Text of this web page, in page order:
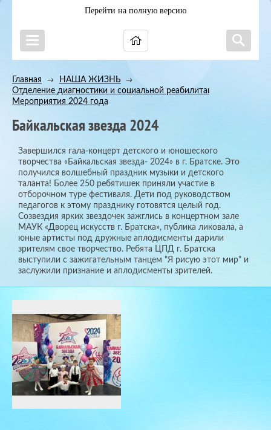
Перейти на полную версию
Главная → НАША ЖИЗНЬ →
Отделение диагностики и социальной реабилитации
Мероприятия 2024 года
Байкальская звезда 2024
Завершился гала-концерт детского и юношеского
творчества «Байкальская звезда- 2024» в г. Братске. Это
получился волшебный праздник музыки и детского
таланта! Более 250 ребятишек приняли участие в
отборочном туре фестиваля. Дети под руководством
педагогов к этому празднику готовятся целый год.
Созвездия ярких звездочек зажглись в концертном зале
МАУК «Дворец искусств г. Братска», публика ликовала, а
юные артисты под дружные аплодисменты дарили
зрителям свое творчество. Ребята ЦПД г. Братска
выступили с зажигательным танцем "Я рисую этот мир" и
заслужили признание и аплодисменты зрителей.